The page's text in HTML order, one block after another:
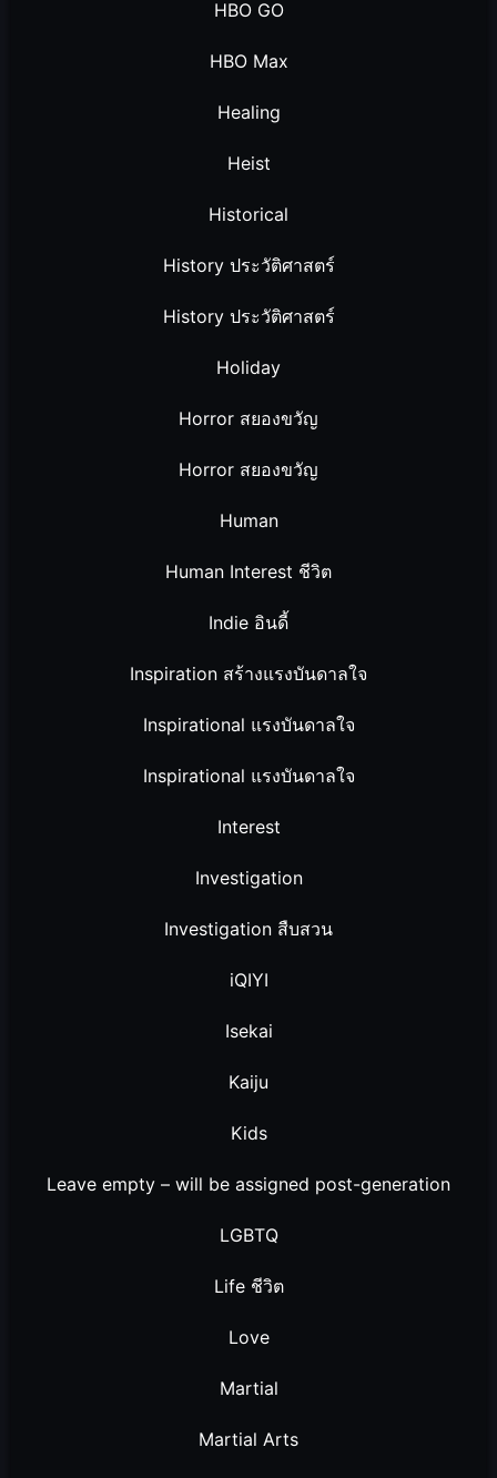
HBO GO
HBO Max
Healing
Heist
Historical
History ประวัติศาสตร์
History ประวัติศาสตร์
Holiday
Horror สยองขวัญ
Horror สยองขวัญ
Human
Human Interest ชีวิต
Indie อินดี้
Inspiration สร้างแรงบันดาลใจ
Inspirational แรงบันดาลใจ
Inspirational แรงบันดาลใจ
Interest
Investigation
Investigation สืบสวน
iQIYI
Isekai
Kaiju
Kids
Leave empty – will be assigned post-generation
LGBTQ
Life ชีวิต
Love
Martial
Martial Arts